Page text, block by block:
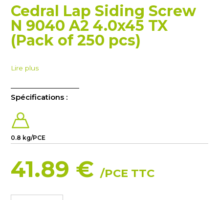
Cedral Lap Siding Screw
N 9040 A2 4.0x45 TX
(Pack of 250 pcs)
Lire plus
Spécifications :
0.8 kg/PCE
41.89 €/PCE TTC